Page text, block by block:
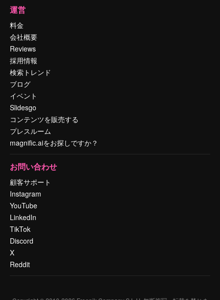
運営
料金
会社概要
Reviews
採用情報
検索トレンド
ブログ
イベント
Slidesgo
コンテンツを販売する
プレスルーム
magnific.aiをお探しですか？
お問い合わせ
顧客サポート
Instagram
YouTube
LinkedIn
TikTok
Discord
X
Reddit